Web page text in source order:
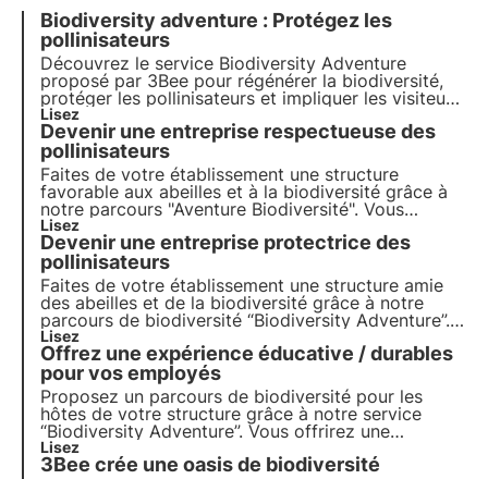
Biodiversity adventure : Protégez les
pollinisateurs
Découvrez le service Biodiversity Adventure
proposé par 3Bee pour régénérer la biodiversité,
protéger les pollinisateurset impliquer les visiteurs
et les
maintenant pour un avenir durable !
Lisez
Devenir une entreprise respectueuse des
pollinisateurs
Faites de votre établissement une structure
favorable aux abeilles et à la biodiversité grâce à
notre parcours "Aventure Biodiversité". Vous
sensibiliserez vos employés et vos visiteurs à
l'importance de la préservation de la biodiversité.
Lisez
Devenir une entreprise protectrice des
pollinisateurs
Faites de votre établissement une structure amie
des abeilles et de la biodiversité grâce à notre
parcours de biodiversité “Biodiversity Adventure”.
Vous sensibiliserez alors vos collaborateurs et
visiteurs à l’importance de la préservation de la
biodiversité.
Lisez
Offrez une expérience éducative / durables
pour vos employés
Proposez un parcours de biodiversité pour les
hôtes de votre structure grâce à notre service
“Biodiversity Adventure”. Vous offrirez une
expérience unique à vos visiteurs et employés tout
en les sensibilisant sur l’importance des
Lisez
3Bee crée une oasis de biodiversité